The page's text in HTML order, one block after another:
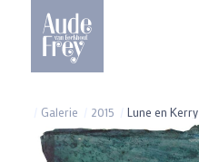
Galerie 2015 Lune en Kerry